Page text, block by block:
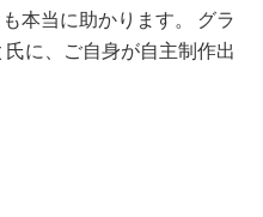
本当に助かります。 グラ
に、ご自身が自主制作出